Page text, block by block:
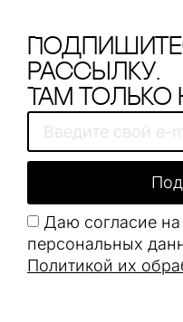
рассылку.
Там
Даю согласие
персональных
Политикой их